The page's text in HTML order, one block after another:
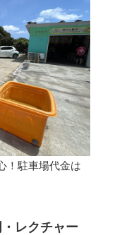
！駐車場代金は
レクチャー